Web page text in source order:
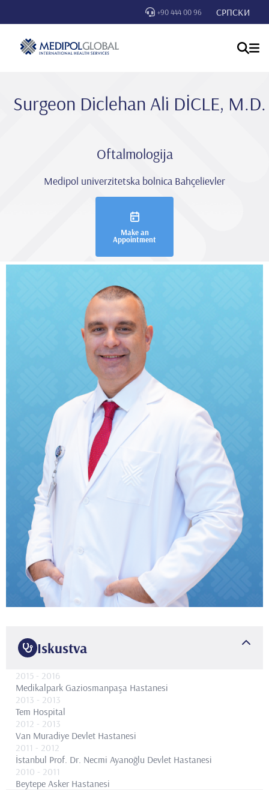
+90 444 00 96 СРПСКИ
Surgeon Di̇clehan Ali̇ DİCLE, M.D.
Oftalmologija
Medipol univerzitetska bolnica Bahçelievler
Make an
Appointment
Iskustva
2015 - 2016
Medikalpark Gaziosmanpaşa Hastanesi
2013 - 2013
Tem Hospital
2012 - 2013
Van Muradiye Devlet Hastanesi
2011 - 2012
İstanbul Prof. Dr. Necmi Ayanoğlu Devlet Hastanesi
2010 - 2011
Beytepe Asker Hastanesi